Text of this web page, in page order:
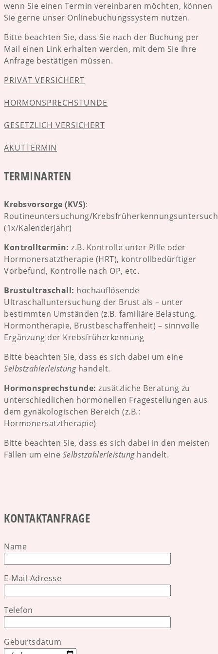
wenn Sie einen Termin vereinbaren möchten, können
Sie gerne unser Onlinebuchungssystem nutzen.
Bitte beachten Sie, dass Sie nach der Buchung per
Mail einen Link erhalten werden, mit dem Sie Ihre
Anfrage bestätigen müssen.
PRIVAT VERSICHERT
HORMONSPRECHSTUNDE
GESETZLICH VERSICHERT
AKUTTERMIN
TERMINARTEN
Krebsvorsorge (KVS):
Routineuntersuchung/
(1x/Kalenderjahr)
Kontrolltermin: z.B. Kontrolle unter Pille oder
Hormonersatztherapie (HRT), kontrollbedürftiger
Vorbefund, Kontrolle nach OP, etc.
Brustultraschall: hochauflösende
Ultraschalluntersuchung der Brust als – unter
bestimmten Umständen (z.B. familiäre Belastung,
Hormontherapie, Brustbeschaffenheit) – sinnvolle
Ergänzung der Krebsfrüherkennung
Bitte beachten Sie, dass es sich dabei um eine
Selbstzahlerleistunghandelt.
Hormonsprechstunde: zusätzliche Beratung zu
unterschiedlichen hormonellen Fragestellungen aus
dem gynäkologischen Bereich (z.B.:
Hormonersatztherapie)
Bitte beachten Sie, dass es sich dabei in den meisten
Fällen um eine Selbstzahlerleistunghandelt.
KONTAKTANFRAGE
Name
E-Mail-Adresse
Telefon
Geburtsdatum